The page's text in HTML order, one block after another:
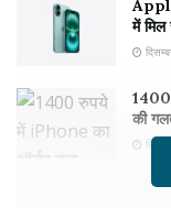
में मिल
1400
की